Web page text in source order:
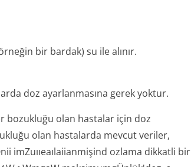
bir bardak) su ile alınır.
doz ayarlanmasına gerek yoktur.
bozukluğu olan hastalar için doz
olan hastalarda mevcut veriler,
imZuııeaılaii­anmişind ozlama dikkatli bir